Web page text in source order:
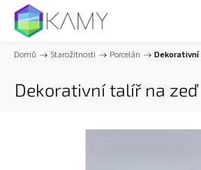
Domů / Starožitnosti / Porcelán /
Dekorativní talíř na zeď